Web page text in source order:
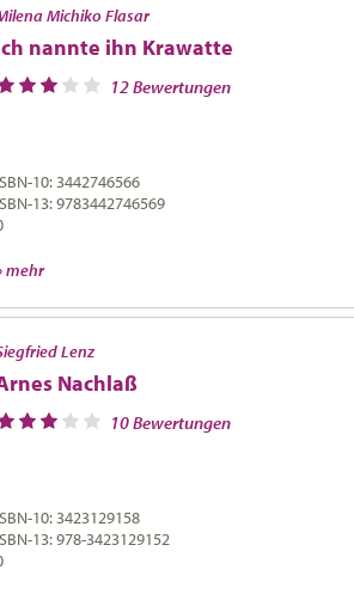
Michiko Flasar
nannte ihn Krawatte
12 Bewertungen
10: 3442746566
13: 9783442746569
mehr
Lenz
Nachlaß
10 Bewertungen
10: 3423129158
13: 978-3423129152